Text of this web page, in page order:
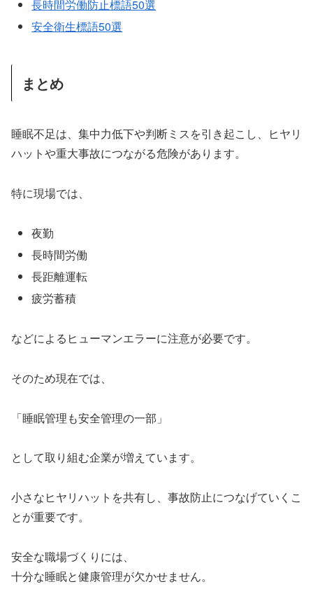
長時間労働防止標語50選
安全衛生標語50選
まとめ
睡眠不足は、集中力低下や判断ミスを引き起こし、ヒヤリ
ハットや重大事故につながる危険があります。
特に現場では、
夜勤
長時間労働
長距離運転
疲労蓄積
などによるヒューマンエラーに注意が必要です。
そのため現在では、
「睡眠管理も安全管理の一部」
として取り組む企業が増えています。
小さなヒヤリハットを共有し、事故防止につなげていくこ
とが重要です。
安全な職場づくりには、
十分な睡眠と健康管理が欠かせません。